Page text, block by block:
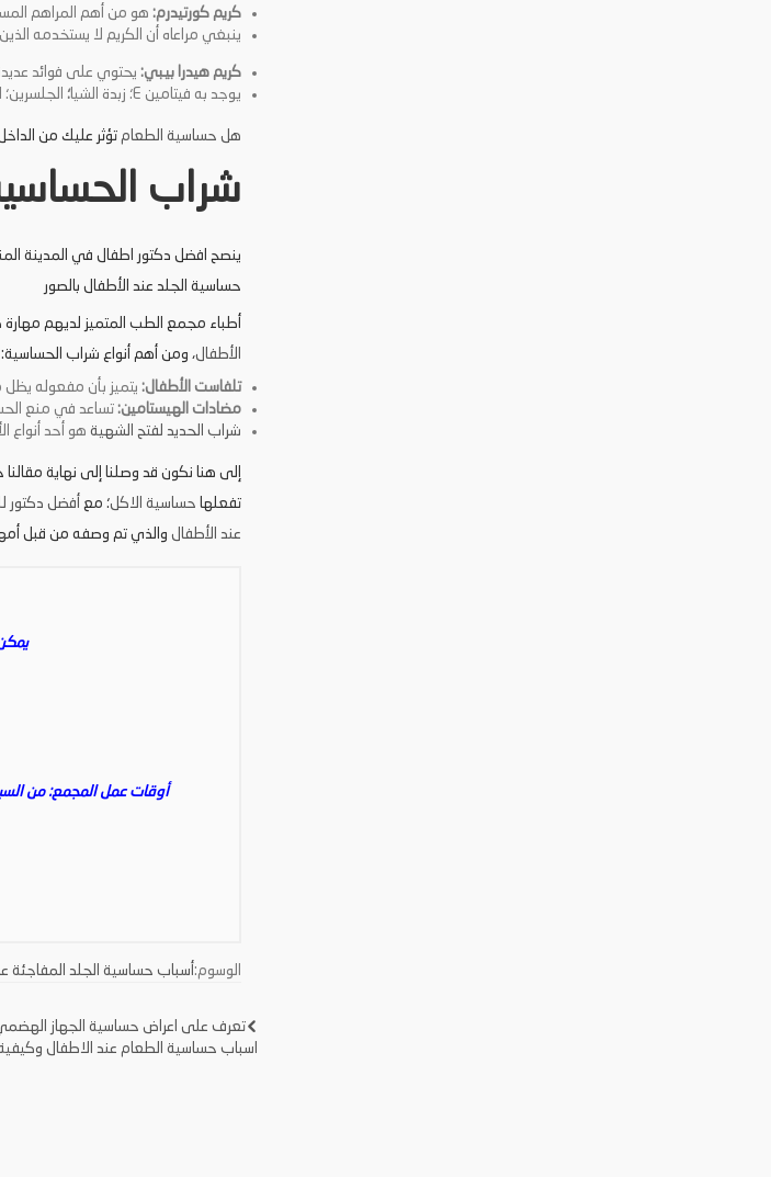
كريم كورتيدرم: هو من أهم المراهم
ينبغي مراعاه أن الكريم لا يستخدمه
كريم هيدرا بيبي: يحتوي على فوائد
يوجد به فيتامين E؛ زبدة الشيا
؛
هل حساسية الطعام تؤثر عليك من
شراب
ينصح افضل دكتور اطفال في المدينة
حساسية الجلد عند الأطفال بالصور
أطباء مجمع الطب المتميز لديهم
الأطفال، ومن أهم أنواع شراب الحساسية:
تلفاست الأطفال: يتميز بأن مفعوله يظل ممتد إلى 12 ساعة؛ كما أنه لا يجعل الطفل يشعر
مضادات الهيستامين: تساعد في منع
شراب الحديد لفتح الشهية هو أحد أنواع
إلى هنا نكون قد وصلنا إلى نهاية
تفعلها حساسية الاكل؛ مع أفضل دكتور
عند الأطفال والذي تم وصفه من قبل
أوقات عمل المجمع: من
الوسوم: أسباب حساسية الجلد المفاجئة
تصفّح
تعرف على اعراض حساسية الجهاز
اسباب حساسية الطعام عند الاطفال